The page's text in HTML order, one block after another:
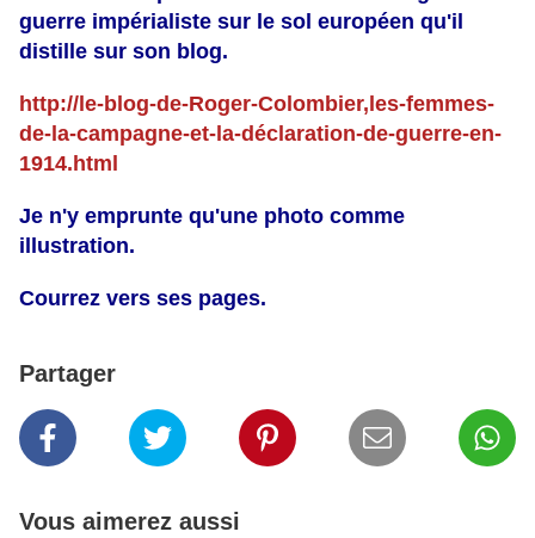
guerre impérialiste sur le sol européen qu'il
distille sur son blog.
http://le-blog-de-Roger-Colombier,les-femmes-
de-la-campagne-et-la-déclaration-de-guerre-en-
1914.html
Je n'y emprunte qu'une photo comme
illustration.
Courrez vers ses pages.
Partager
Vous aimerez aussi